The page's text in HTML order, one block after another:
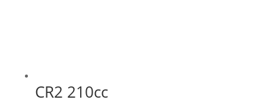
CR2 210cc